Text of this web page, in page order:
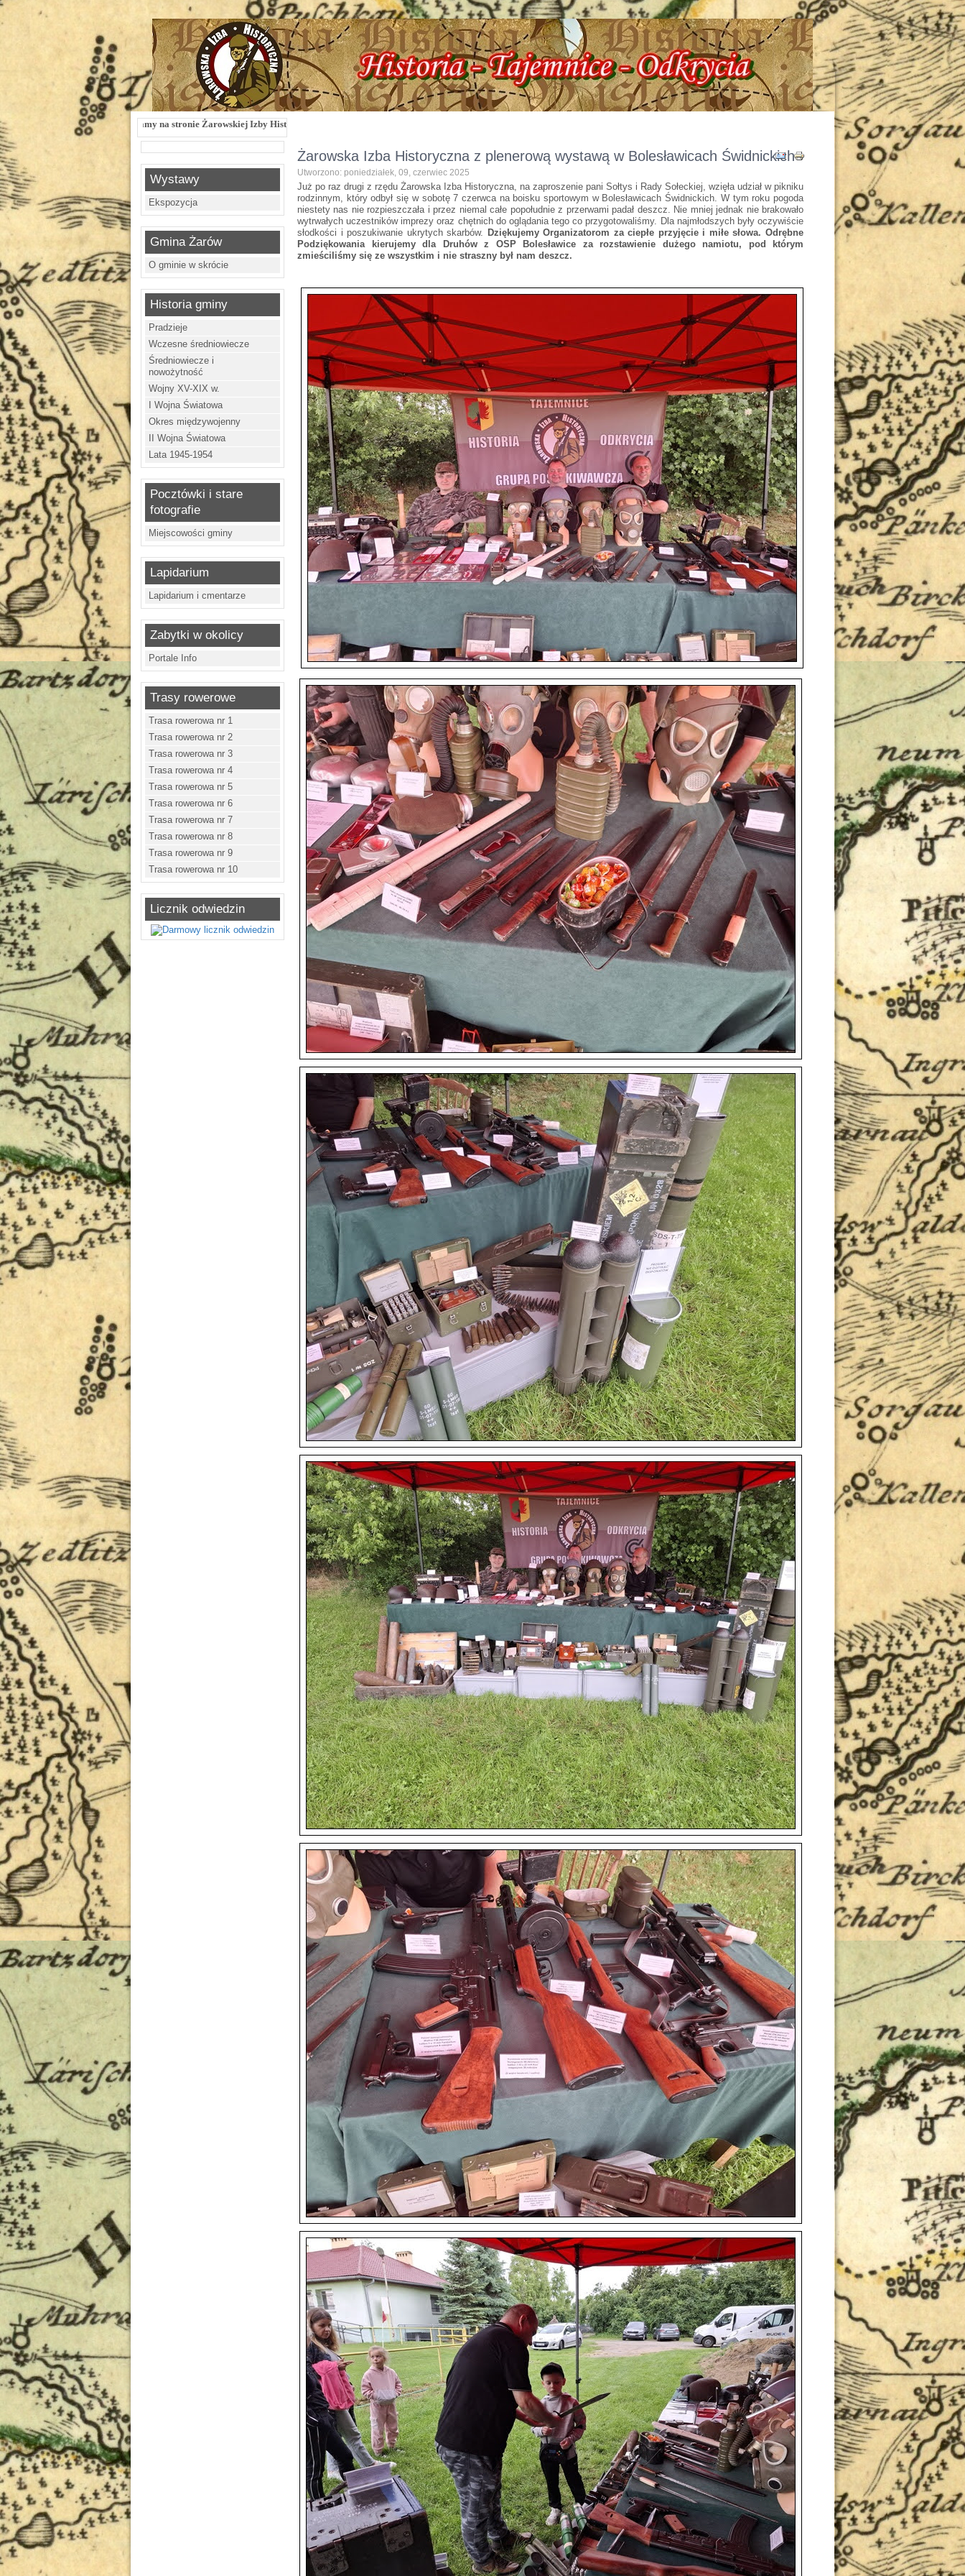
Witamy na stronie Żarowskiej Izby Historycznej !!! Żarowska Izba Historyczna, ul. Dworcowa 3 !!! e-mail: izbazarow@wp.pl, tel. 537-481-116 !!! Historia - Tajemnice - Odkrycia !!!
Wystawy
Ekspozycja
Gmina Żarów
O gminie w skrócie
Historia gminy
Pradzieje
Wczesne średniowiecze
Średniowiecze i
nowożytność
Wojny XV-XIX w.
I Wojna Światowa
Okres międzywojenny
II Wojna Światowa
Lata 1945-1954
Pocztówki i stare
fotografie
Miejscowości gminy
Lapidarium
Lapidarium i cmentarze
Zabytki w okolicy
Portale Info
Trasy rowerowe
Trasa rowerowa nr 1
Trasa rowerowa nr 2
Trasa rowerowa nr 3
Trasa rowerowa nr 4
Trasa rowerowa nr 5
Trasa rowerowa nr 6
Trasa rowerowa nr 7
Trasa rowerowa nr 8
Trasa rowerowa nr 9
Trasa rowerowa nr 10
Licznik odwiedzin
Żarowska Izba Historyczna z plenerową wystawą w Bolesławicach Świdnickich
Utworzono: poniedziałek, 09, czerwiec 2025
Już po raz drugi z rzędu Żarowska Izba Historyczna, na zaproszenie pani Sołtys i Rady Sołeckiej, wzięła udział w pikniku
rodzinnym, który odbył się w sobotę 7 czerwca na boisku sportowym w Bolesławicach Świdnickich. W tym roku pogoda
niestety nas nie rozpieszczała i przez niemal całe popołudnie z przerwami padał deszcz. Nie mniej jednak nie brakowało
wytrwałych uczestników imprezy oraz chętnich do oglądania tego co przygotowaliśmy. Dla najmłodszych były oczywiście
słodkości i poszukiwanie ukrytych skarbów. Dziękujemy Organizatorom za ciepłe przyjęcie i miłe słowa. Odrębne
Podziękowania kierujemy dla Druhów z OSP Bolesławice za rozstawienie dużego namiotu, pod którym
zmieściliśmy się ze wszystkim i nie straszny był nam deszcz.